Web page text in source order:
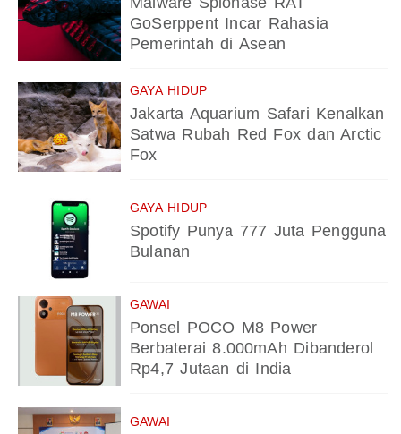
GoSerppent Incar Rahasia
Pemerintah di Asean
GAYA HIDUP
Jakarta Aquarium Safari Kenalkan
Satwa Rubah Red Fox dan Arctic
Fox
GAYA HIDUP
Spotify Punya 777 Juta Pengguna
Bulanan
GAWAI
Ponsel POCO M8 Power
Berbaterai 8.000mAh Dibanderol
Rp4,7 Jutaan di India
GAWAI